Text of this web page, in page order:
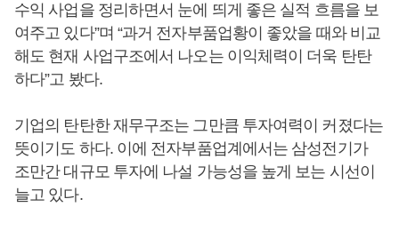
수익 사업을 정리하면서 눈에 띄게 좋은 실적 흐름을 보
여주고 있다”며 “과거 전자부품업황이 좋았을 때와 비교
해도 현재 사업구조에서 나오는 이익체력이 더욱 탄탄
하다”고 봤다.
기업의 탄탄한 재무구조는 그만큼 투자여력이 커졌다는
뜻이기도 하다. 이에 전자부품업계에서는 삼성전기가
조만간 대규모 투자에 나설 가능성을 높게 보는 시선이
늘고 있다.